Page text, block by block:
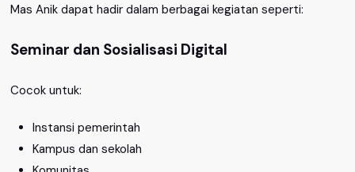
Mas Anik dapat hadir dalam berbagai kegiatan seperti:
Seminar dan Sosialisasi Digital
Cocok untuk:
Instansi pemerintah
Kampus dan sekolah